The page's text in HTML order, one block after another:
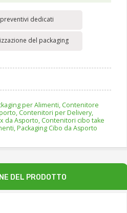
dedicati
del packaging
per Alimenti, Contenitore
Contenitori per Delivery,
da Asporto, Contenitori cibo take
Packaging Cibo da Asporto
DEL PRODOTTO